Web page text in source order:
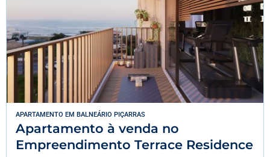
APARTAMENTO EM BALNEÁRIO PIÇARRAS
Apartamento à venda no
Empreendimento Terrace Residence